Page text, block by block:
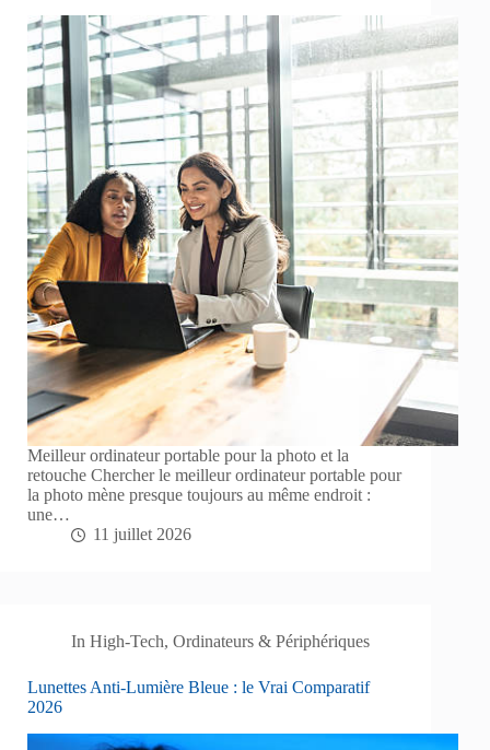
Meilleur ordinateur portable pour la photo et la
retouche Chercher le meilleur ordinateur portable pour
la photo mène presque toujours au même endroit :
une…
11 juillet 2026
In High-Tech,Ordinateurs & Périphériques
Lunettes Anti-Lumière Bleue : le Vrai Comparatif
2026